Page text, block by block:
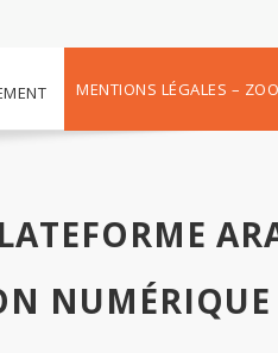
MENTIONS LÉGALES –
NUMÉRIQUE